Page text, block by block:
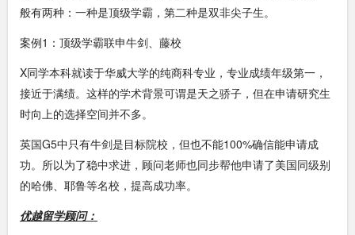
般有两种：一种是顶级学霸，第二种是双非尖子生。
案例1：顶级学霸联申牛剑、藤校
X同学本科就读于华威大学的纯商科专业，专业成绩年级第一，
接近于满绩。这样的学术背景可谓是天之骄子，但在申请研究生
时向上的选择空间并不多。
英国G5中只有牛剑是目标院校，但也不能100%确信能申请成
功。所以为了稳中求进，顾问老师也同步帮他申请了美国同级别
的哈佛、耶鲁等名校，提高成功率。
优越留学顾问：